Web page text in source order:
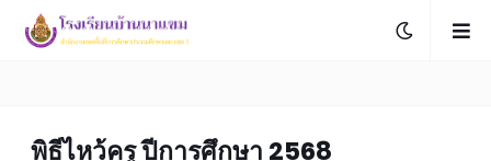
พิธีไหว้ครู ปีการศึกษา 2568